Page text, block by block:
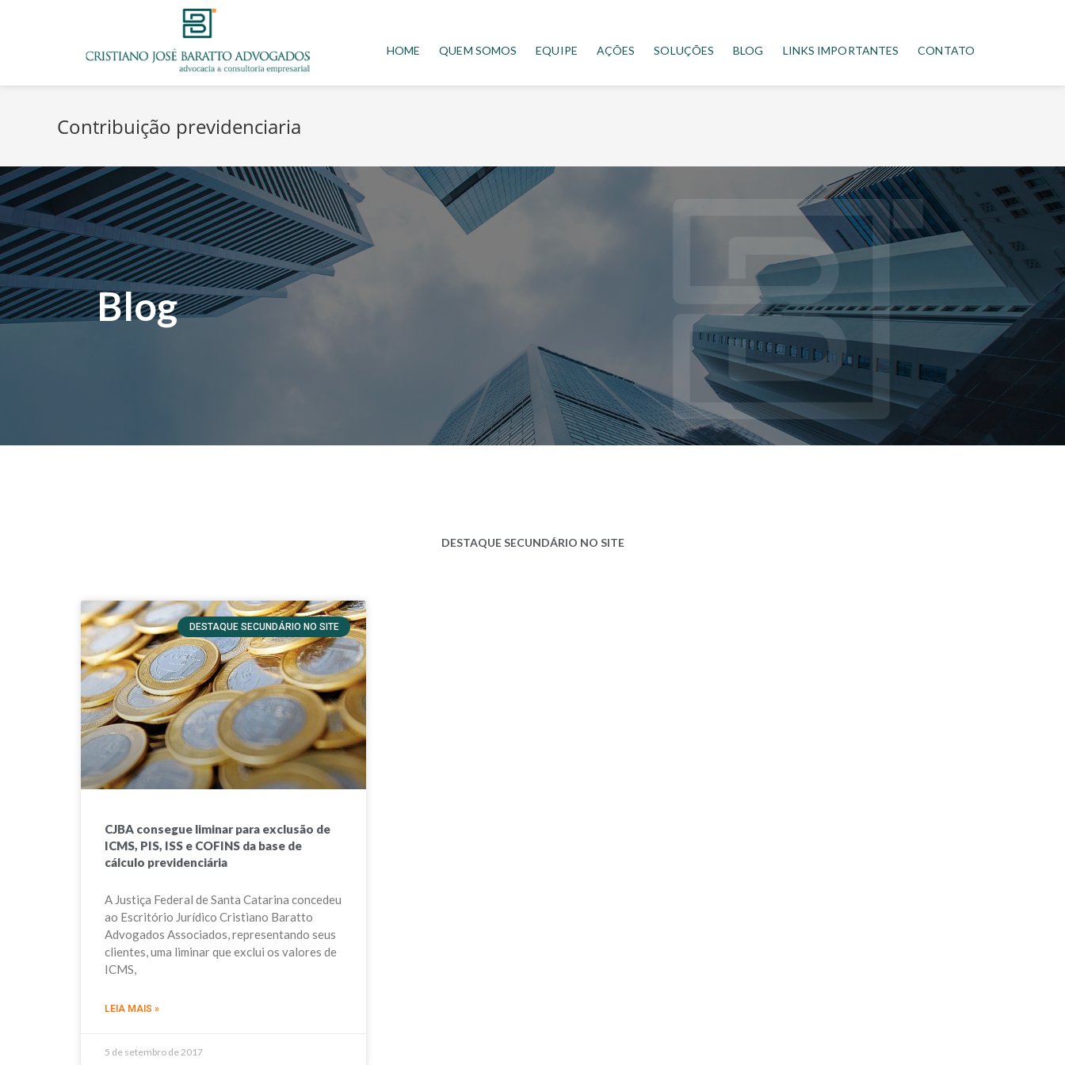
HOME QUEM SOMOS EQUIPE AÇÕES SOLUÇÕES BLOG LINKS IMPORTANTES CONTATO
Contribuição previdenciaria
Blog
DESTAQUE SECUNDÁRIO NO SITE
DESTAQUE SECUNDÁRIO NO SITE
CJBA consegue liminar para exclusão de
ICMS, PIS, ISS e COFINS da base de
cálculo previdenciária
A Justiça Federal de Santa Catarina concedeu
ao Escritório Jurídico Cristiano Baratto
Advogados Associados, representando seus
clientes, uma liminar que exclui os valores de
ICMS,
LEIA MAIS »
5 de setembro de 2017